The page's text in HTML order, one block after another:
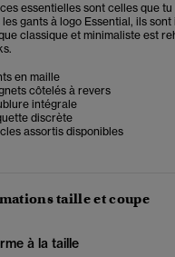
essentielles sont celles que
les gants à logo Essential, ils
classique et minimaliste est
en maille
côtelés à revers
intégrale
discrète
assortis disponibles
taille et coupe
à la taille